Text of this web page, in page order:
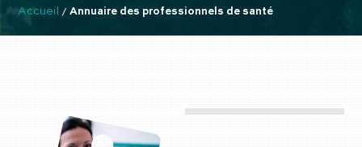
Accueil / Annuaire des professionnels de santé